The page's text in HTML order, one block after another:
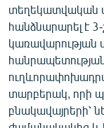
տեղեկատվական
հանձնարարել է
կառավարության
տարբերակ, որի
բնակավայրերի՝